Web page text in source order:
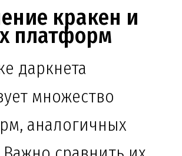
кракен и
платформ
даркнета
множество
аналогичных